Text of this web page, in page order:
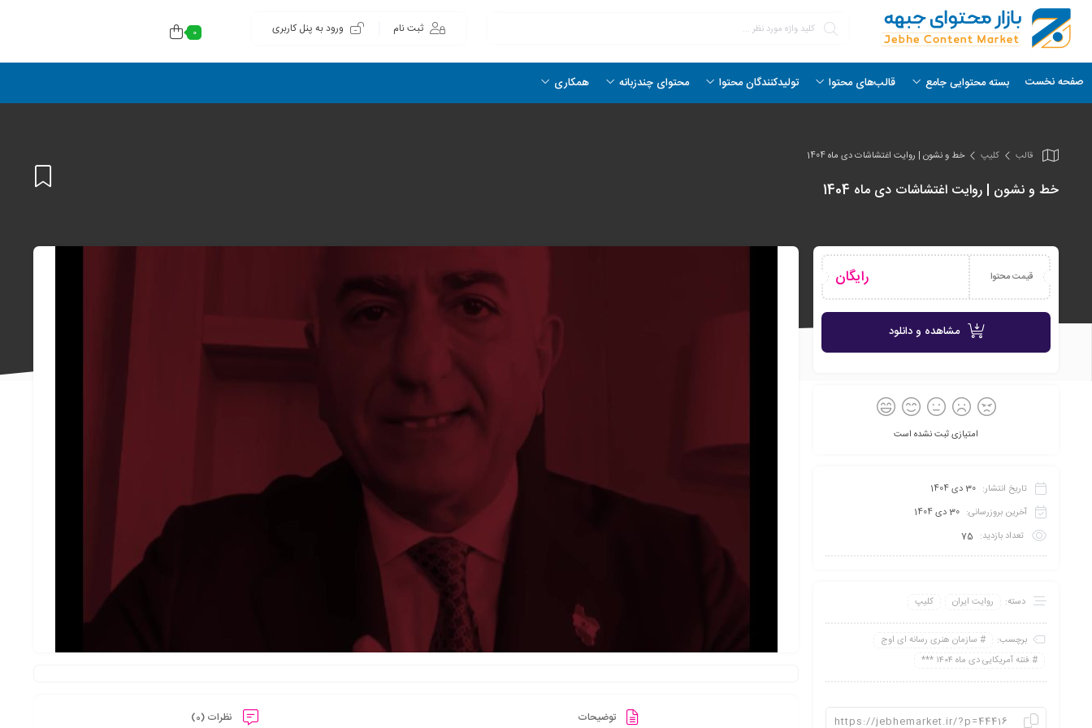
ثبت نام ورود به پنل کاربری 0
صفحه نخست بسته محتوایی جامع قالب‌های محتوا تولیدکنندگان محتوا محتوای چندزبانه همکاری
قالب کلیپ خط و نشون | روایت اغتشاشات دی ماه 1404
خط و نشون | روایت اغتشاشات دی ماه 1404
توضیحات نظرات (0)
قیمت محتوا رایگان
مشاهده و دانلود
امتیازی ثبت نشده است
تاریخ انتشار: 30 دی 1404
آخرین بروزرسانی: 30 دی 1404
تعداد بازدید: 75
دسته: روایت ایران کلیپ
برچسب:
سازمان هنری رسانه ای اوج
فتنه آمریکایی دی ماه ۱۴۰۴ ***